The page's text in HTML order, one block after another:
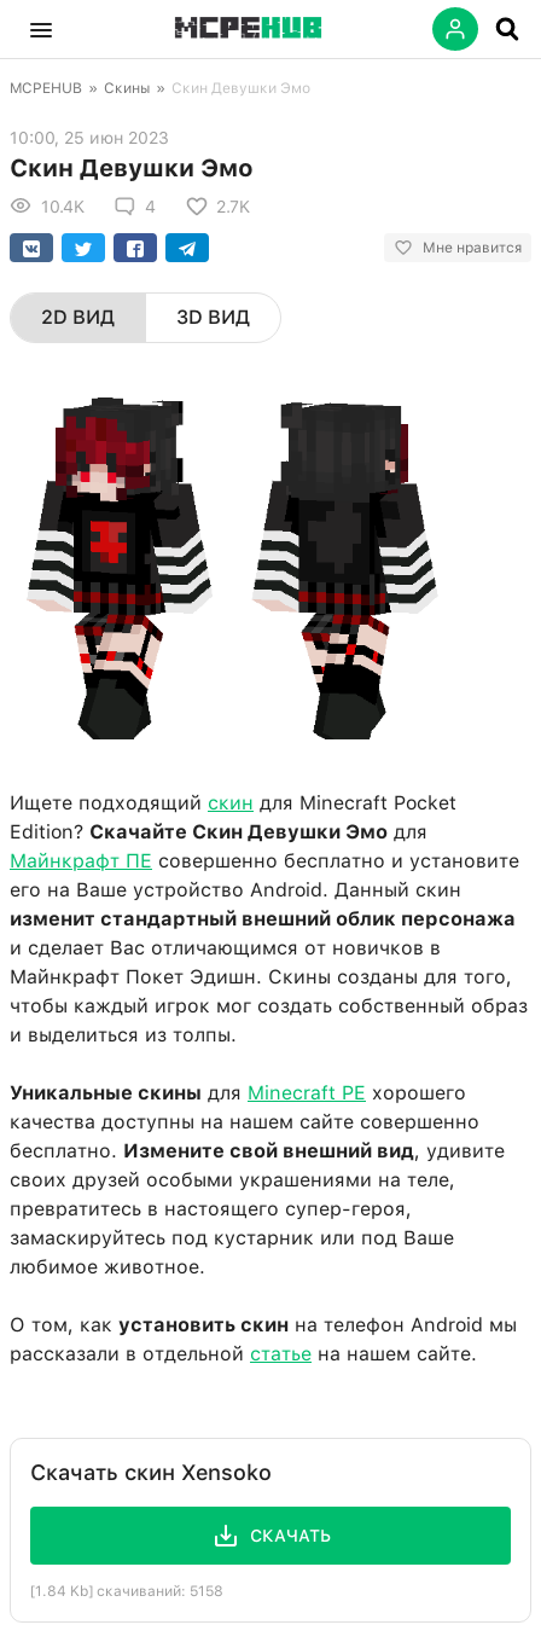
MCPEHUB » Скины » Скин Девушки Эмо
10:00, 25 июн 2023
Скин Девушки Эмо
10.4K 4 2.7K
Мне нравится
2D ВИД 3D ВИД
Ищете подходящий скин для Minecraft Pocket
Edition? Скачайте Скин Девушки Эмо для
Майнкрафт ПЕ совершенно бесплатно и установите
его на Ваше устройство Android. Данный скин
изменит стандартный внешний облик персонажа
и сделает Вас отличающимся от новичков в
Майнкрафт Покет Эдишн. Скины созданы для того,
чтобы каждый игрок мог создать собственный образ
и выделиться из толпы.
Уникальные скины для Minecraft PE хорошего
качества доступны на нашем сайте совершенно
бесплатно. Измените свой внешний вид, удивите
своих друзей особыми украшениями на теле,
превратитесь в настоящего супер-героя,
замаскируйтесь под кустарник или под Ваше
любимое животное.
О том, как установить скин на телефон Android мы
рассказали в отдельной статье на нашем сайте.
Скачать скин Xensoko
СКАЧАТЬ
[1.84 Kb] скачиваний: 5158